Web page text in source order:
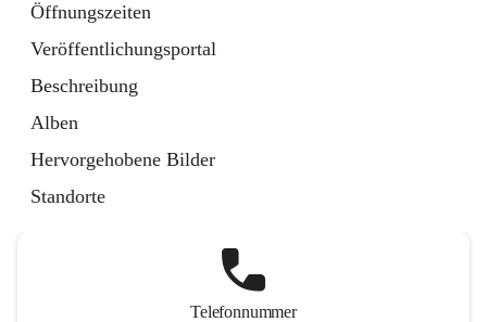
Öffnungszeiten
Veröffentlichungsportal
Beschreibung
Alben
Hervorgehobene Bilder
Standorte
Telefonnummer